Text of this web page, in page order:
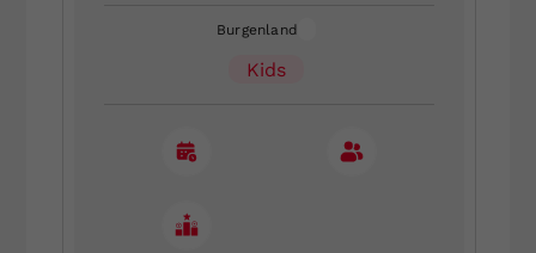
Burgenland
Kids